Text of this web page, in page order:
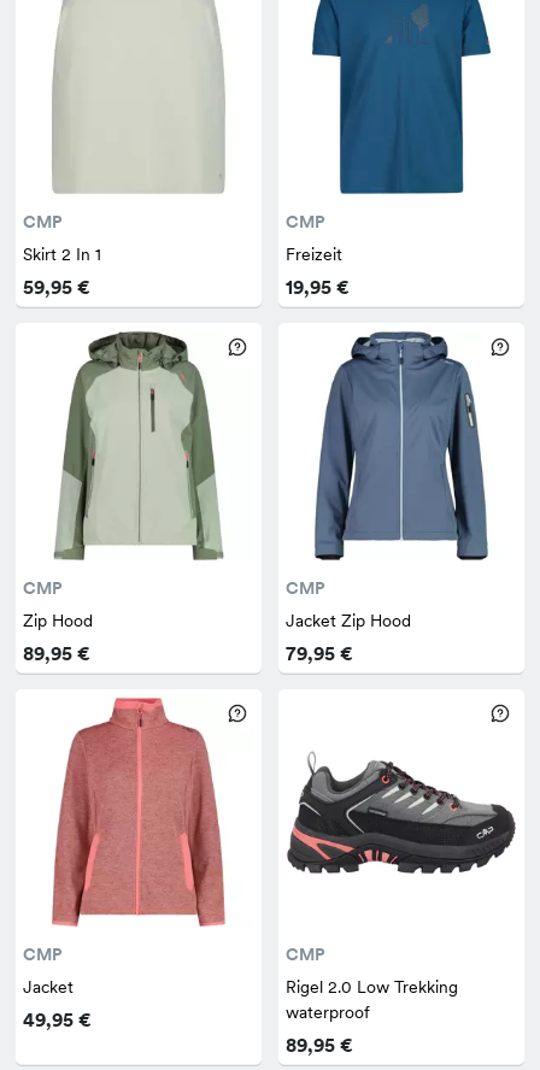
CMP
Skirt 2 In 1
59,95 €
CMP
Freizeit
19,95 €
CMP
Zip Hood
89,95 €
CMP
Jacket Zip Hood
79,95 €
CMP
Jacket
49,95 €
CMP
Rigel 2.0 Low Trekking
waterproof
89,95 €